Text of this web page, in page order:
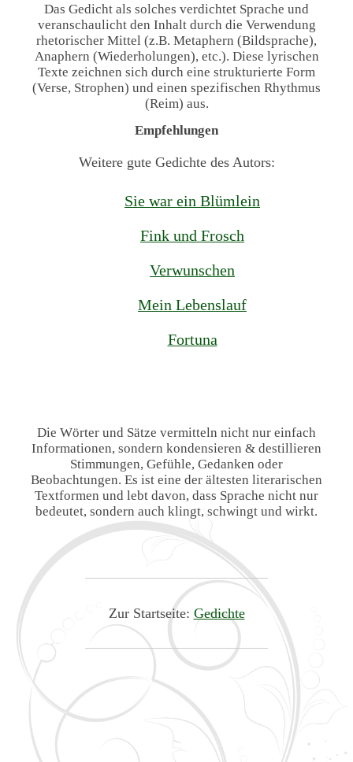
Das Gedicht als solches verdichtet Sprache und
veranschaulicht den Inhalt durch die Verwendung
rhetorischer Mittel (z.B. Metaphern (Bildsprache),
Anaphern (Wiederholungen), etc.). Diese lyrischen
Texte zeichnen sich durch eine strukturierte Form
(Verse, Strophen) und einen spezifischen Rhythmus
(Reim) aus.
Empfehlungen
Weitere gute Gedichte des Autors:
Sie war ein Blümlein
Fink und Frosch
Verwunschen
Mein Lebenslauf
Fortuna
Die Wörter und Sätze vermitteln nicht nur einfach
Informationen, sondern kondensieren & destillieren
Stimmungen, Gefühle, Gedanken oder
Beobachtungen. Es ist eine der ältesten literarischen
Textformen und lebt davon, dass Sprache nicht nur
bedeutet, sondern auch klingt, schwingt und wirkt.
Zur Startseite: Gedichte